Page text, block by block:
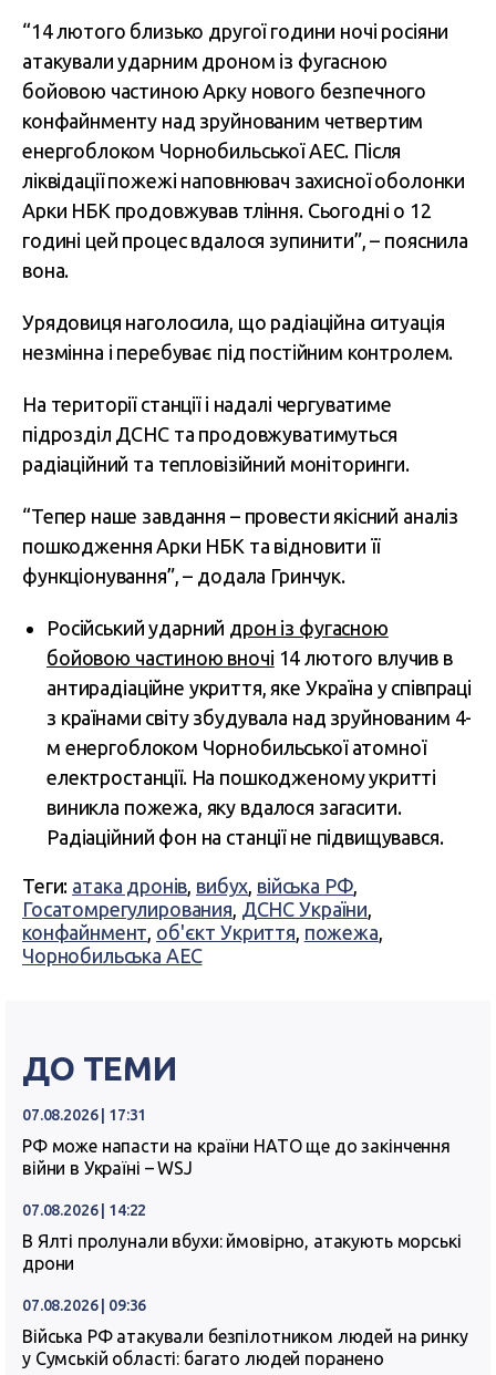
“14 лютого близько другої години ночі росіяни
атакували ударним дроном із фугасною
бойовою частиною Арку нового безпечного
конфайнменту над зруйнованим четвертим
енергоблоком Чорнобильської АЕС. Після
ліквідації пожежі наповнювач захисної оболонки
Арки НБК продовжував тління. Сьогодні о 12
годині цей процес вдалося зупинити”, – пояснила
вона.
Урядовиця наголосила, що радіаційна ситуація
незмінна і перебуває під постійним контролем.
На території станції і надалі чергуватиме
підрозділ ДСНС та продовжуватимуться
радіаційний та тепловізійний моніторинги.
“Тепер наше завдання – провести якісний аналіз
пошкодження Арки НБК та відновити її
функціонування”, – додала Гринчук.
Російський ударний дрон із фугасною
бойовою частиною вночі 14 лютого влучив в
антирадіаційне укриття, яке Україна у співпраці
з країнами світу збудувала над зруйнованим 4-
м енергоблоком Чорнобильської атомної
електростанції. На пошкодженому укритті
виникла пожежа, яку вдалося загасити.
Радіаційний фон на станції не підвищувався.
Теги: атака дронів, вибух, війська РФ,
Госатомрегулирования, ДСНС України,
конфайнмент, об'єкт Укриття, пожежа,
Чорнобильська АЕС
ДО ТЕМИ
07.08.2026 | 17:31
РФ може напасти на країни НАТО ще до закінчення
війни в Україні – WSJ
07.08.2026 | 14:22
В Ялті пролунали вбухи: ймовірно, атакують морські
дрони
07.08.2026 | 09:36
Війська РФ атакували безпілотником людей на ринку
у Сумській області: багато людей поранено